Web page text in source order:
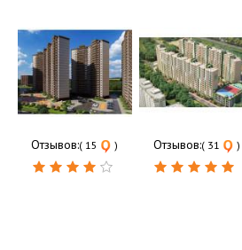
Отзывов:( 15 ) Отзывов:( 31 )